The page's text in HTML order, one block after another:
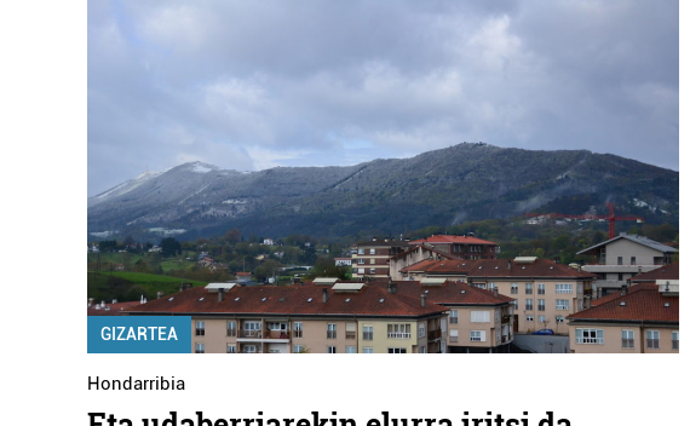
GIZARTEA
Hondarribia